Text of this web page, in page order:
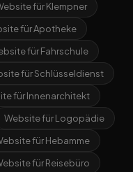
für Klempner
für Apotheke
für Fahrschule
für Schlüsseldienst
für Innenarchitekt
Website für Logopädie
für Hebamme
für Reisebüro